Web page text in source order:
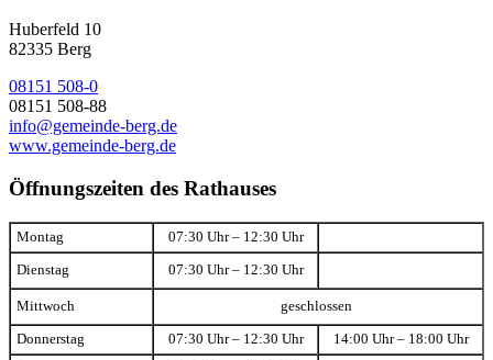
Huberfeld 10
82335 Berg
08151 508-0
08151 508-88
info@gemeinde-berg.de
www.gemeinde-berg.de
Öffnungszeiten des Rathauses
Montag 07:30 Uhr – 12:30 Uhr
Dienstag 07:30 Uhr – 12:30 Uhr
Mittwoch geschlossen
Donnerstag 07:30 Uhr – 12:30 Uhr 14:00 Uhr – 18:00 Uhr